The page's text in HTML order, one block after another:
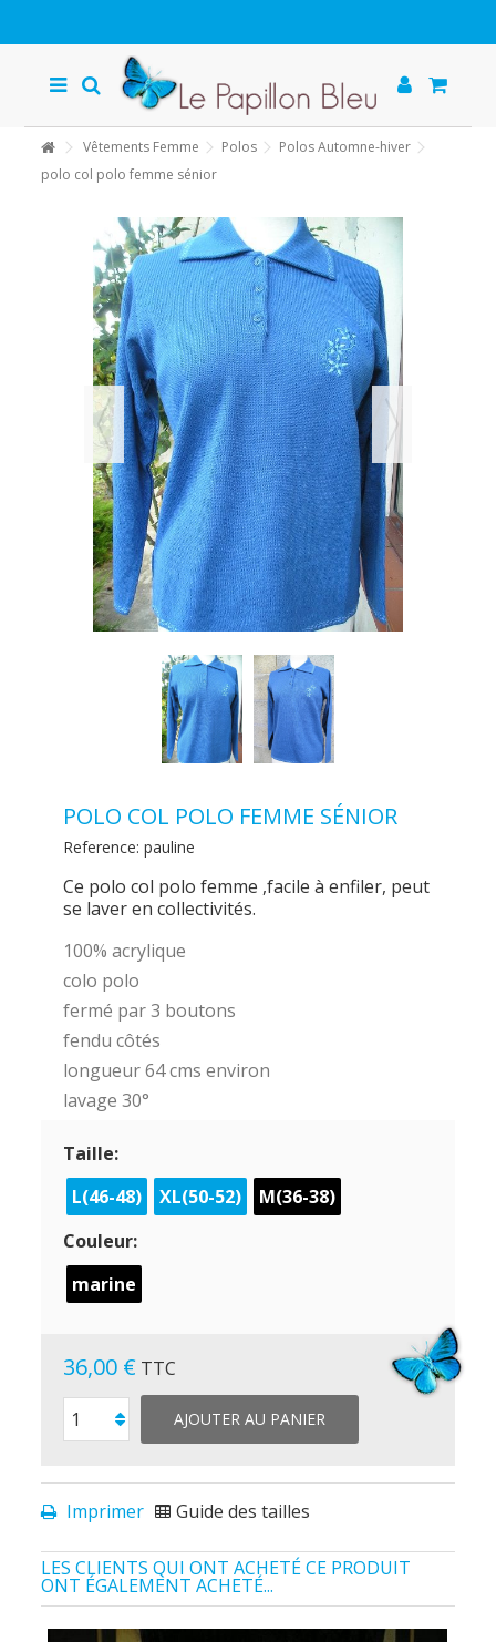
Vêtements Femme Polos
Polos Automne-hiver
polo col polo femme sénior
POLO COL POLO FEMME SÉNIOR
Reference: pauline
Ce polo col polo femme ,facile à enfiler, peut
se laver en collectivités.
100% acrylique
colo polo
fermé par 3 boutons
fendu côtés
longueur 64 cms environ
lavage 30°
Taille:
L(46-48)
XL(50-52)
M(36-38)
Couleur:
marine
36,00 € TTC
AJOUTER AU PANIER
Imprimer Guide des tailles
LES CLIENTS QUI ONT ACHETÉ CE PRODUIT
ONT ÉGALEMENT ACHETÉ...